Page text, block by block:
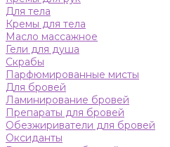
Для тела
Кремы для тела
Масло массажное
Гели для душа
Скрабы
Парфюмированные мисты
Для бровей
Ламинирование бровей
Препараты для бровей
Обезжириватели для бровей
Оксиданты